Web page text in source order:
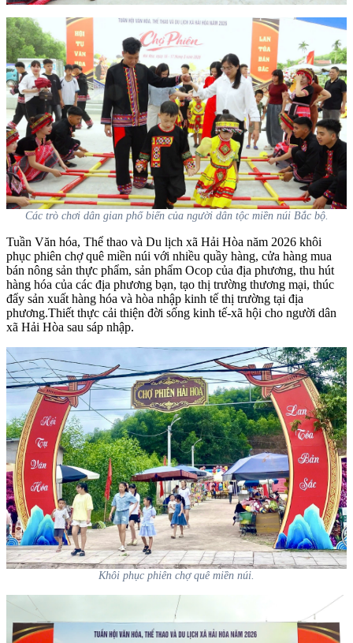
Các trò chơi dân gian phố biến của người dân tộc miền núi Bắc bộ.
Tuần Văn hóa, Thể thao và Du lịch xã Hải Hòa năm 2026 khôi
phục phiên chợ quê miền núi với nhiều quầy hàng, cửa hàng mua
bán nông sản thực phẩm, sản phẩm Ocop của địa phương, thu hút
hàng hóa của các địa phương bạn, tạo thị trường thương mại, thúc
đẩy sản xuất hàng hóa và hòa nhập kinh tế thị trường tại địa
phương.Thiết thực cải thiện đời sống kinh tế-xã hội cho người dân
xã Hải Hòa sau sáp nhập.
Khôi phục phiên chợ quê miền núi.